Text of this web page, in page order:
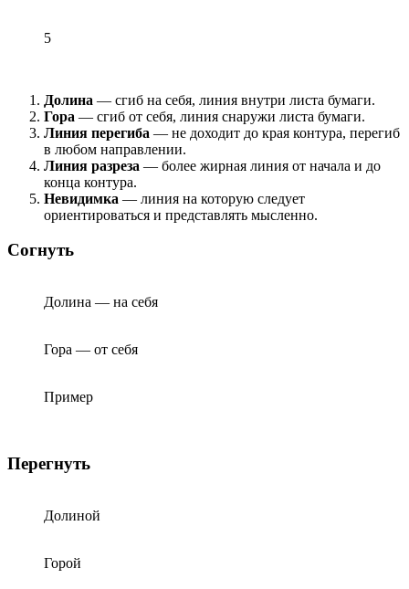
5
Долина — сгиб на себя, линия внутри листа бумаги.
Гора — сгиб от себя, линия снаружи листа бумаги.
Линия перегиба — не доходит до края контура, перегиб
в любом направлении.
Линия разреза — более жирная линия от начала и до
конца контура.
Невидимка — линия на которую следует
ориентироваться и представлять мысленно.
Согнуть
Долина — на себя
Гора — от себя
Пример
Перегнуть
Долиной
Горой